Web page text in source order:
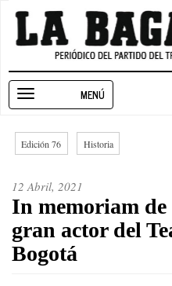
Pasar
contenido
navigation
Edición 76 Historia
12 Abril, 2021
In memoriam
gran actor del
Bogotá